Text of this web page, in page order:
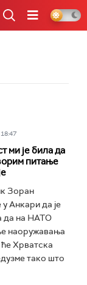
ми је била да
питање
Зоран
у Анкари да је
да на НАТО
наоружавања
Хрватска
тако што